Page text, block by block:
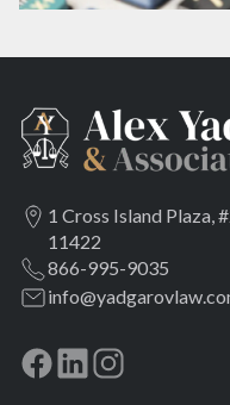
1 Cross Island Plaza,
11422
866-995-9035